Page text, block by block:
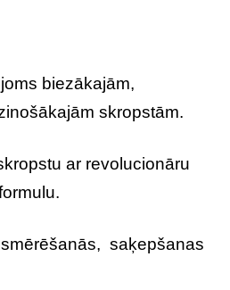
biezākajām,
skropstām.
ar revolucionāru
saķepšanas